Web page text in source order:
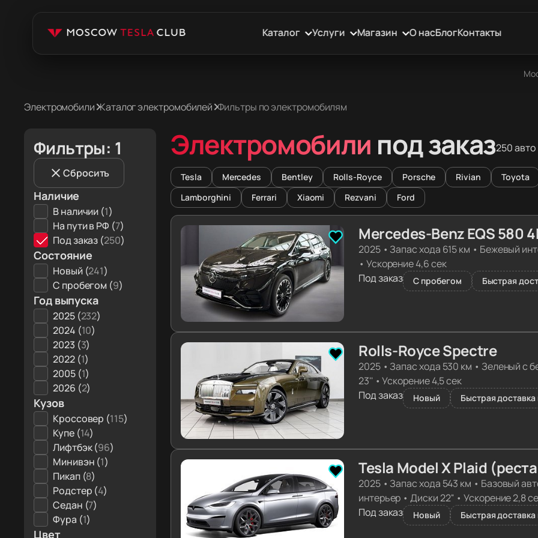
Каталог Услуги Магазин О насБлогКонтакты
Электромобили Каталог электромобилей Фильтры по электромобилям
Фильтры: 1
Сбросить
Наличие
В наличии (1)
На пути в РФ (7)
Под заказ (250)
Состояние
Новый (241)
С пробегом (9)
Год выпуска
2025 (232)
2024 (10)
2023 (3)
2022 (1)
2005 (1)
2026 (2)
Кузов
Кроссовер (115)
Купе (14)
Лифтбэк (96)
Минивэн (1)
Пикап (8)
Родстер (4)
Седан (7)
Фура (1)
Цвет
Электромобили под заказ250 авто
Tesla Mercedes Bentley Rolls-Royce Porsche Rivian Toyota
Lamborghini
Ferrari Xiaomi Rezvani Ford
Mercedes-Benz EQS 580
2025• Запас хода 615 км • Бежевый
• Ускорение 4,6 сек
Под заказ
С пробегом Быстрая
Rolls-Royce Spectre
2025• Запас хода 530 км • Зеленый с
23'' •Ускорение 4,5 сек
Под заказ
Новый Быстрая доставка
Tesla Model X Plaid
2025• Запас хода 543 км • Базовый
интерьер •Диски 22'' •Ускорение 2,8
Под заказ
Новый Быстрая доставка